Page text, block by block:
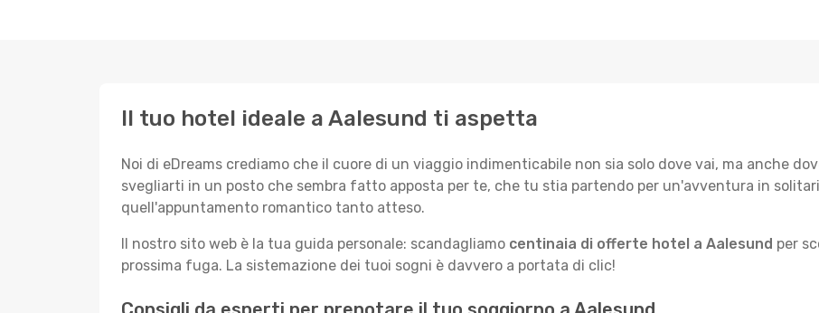
Il tuo hotel ideale a Aalesund ti aspetta
Noi di eDreams crediamo che il cuore di un viaggio indimenticabile non sia solo dove vai, ma anche
svegliarti in un posto che sembra fatto apposta per te, che tu stia partendo per un'avventura in
quell'appuntamento romantico tanto atteso.
Il nostro sito web è la tua guida personale: scandagliamo centinaia di offerte hotel a Aalesund per
prossima fuga. La sistemazione dei tuoi sogni è davvero a portata di clic!